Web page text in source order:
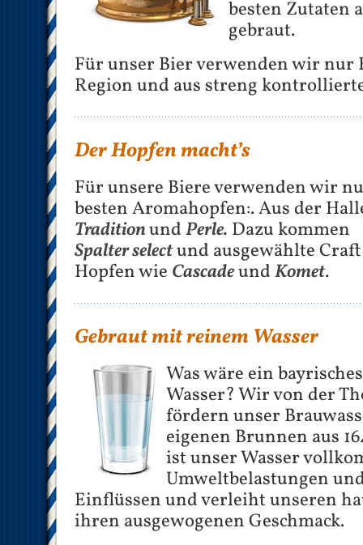
besten Zutaten
gebraut.
Für unser Bier verwenden wir nur
Region und aus streng
Der Hopfen macht’s
Für unsere Biere verwenden wir
besten Aromahopfen:. Aus der
TraditionundPerle. Dazu kommen
Spalter selectund ausgewählte Craft
Hopfen wie CascadeundKomet.
Gebraut mit reinem Wasser
Was wäre ein
Wasser? Wir von der
fördern unser
eigenen Brunnen aus
ist unser Wasser
Umweltbelastungen
Einflüssen und verleiht unseren
ihren ausgewogenen Geschmack.